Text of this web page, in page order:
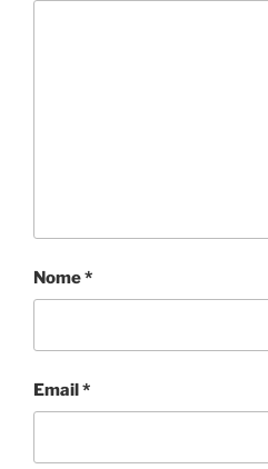
Nome*
Email*